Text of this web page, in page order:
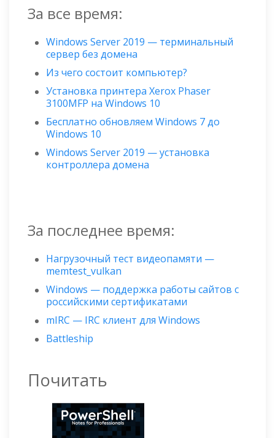
За все время:
Windows Server 2019 — терминальный
сервер без домена
Из чего состоит компьютер?
Установка принтера Xerox Phaser
3100MFP на Windows 10
Бесплатно обновляем Windows 7 до
Windows 10
Windows Server 2019 — установка
контроллера домена
За последнее время:
Нагрузочный тест видеопамяти —
memtest_vulkan
Windows — поддержка работы сайтов с
российскими сертификатами
mIRC — IRC клиент для Windows
Battleship
Почитать